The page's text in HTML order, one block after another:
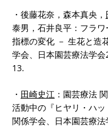
・後藤花奈，森本真央，
泰男，石井良平：フラ
指標の変化 － 生花と造
学会、日本園芸療法学
13.
・ 田崎史江 ：園芸療法
活動中の『ヒヤリ・ハ
関係学会、日本園芸療